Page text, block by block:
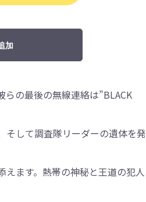
加
の最後の無線連絡は”BLACK
そして調査隊リーダーの遺体を発
ます。熱帯の神秘と王道の犯人